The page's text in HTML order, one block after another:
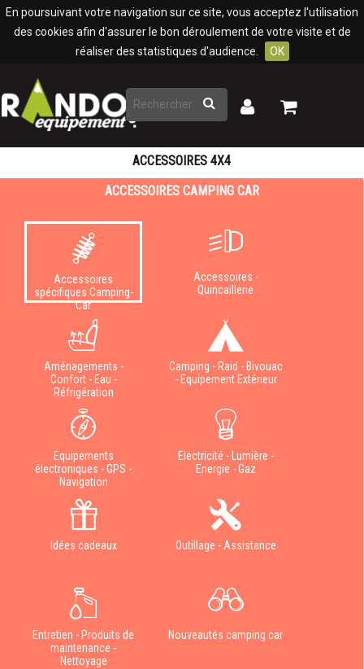
En poursuivant votre navigation sur ce site, vous acceptez l'utilisation
des cookies afin d'assurer le bon déroulement de votre visite et de
réaliser des statistiques d'audience.
OK
Rechercher
Mon
Mon
ACCESSOIRES 4X4
ACCESSOIRES CAMPING CAR
Accessoires
spécifiques Camping-
Car
Accessoires -
Quincaillerie
Aménagements -
Confort - Eau -
Réfrigération
Camping - Raid - Bivouac
- Equipement Extérieur
Equipements
électroniques - GPS -
Navigation
Electricité - Lumière -
Energie - Gaz
Idées cadeaux Outillage - Assistance
Entretien - Produits de
maintenance -
Nettoyage
Nouveautés camping car
Panneau de gestion des cookies